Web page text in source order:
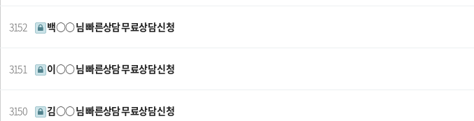
3152 백○○ 님 빠른상담 무료상담 신청
3151 이○○ 님 빠른상담 무료상담 신청
3150 김○○ 님 빠른상담 무료상담 신청